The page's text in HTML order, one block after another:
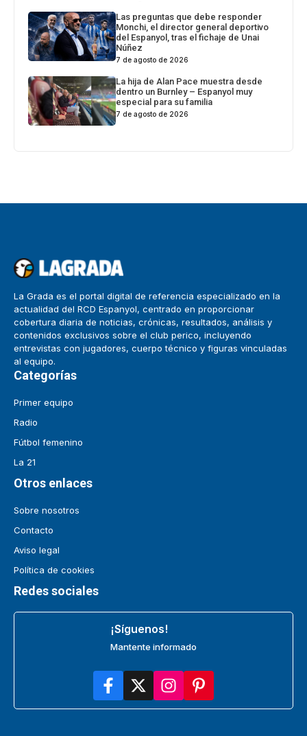
Las preguntas que debe responder
Monchi, el director general deportivo
del Espanyol, tras el fichaje de Unai
Núñez
7 de agosto de 2026
La hija de Alan Pace muestra desde
dentro un Burnley – Espanyol muy
especial para su familia
7 de agosto de 2026
La Grada es el portal digital de referencia especializado en la
actualidad del RCD Espanyol, centrado en proporcionar
cobertura diaria de noticias, crónicas, resultados, análisis y
contenidos exclusivos sobre el club perico, incluyendo
entrevistas con jugadores, cuerpo técnico y figuras vinculadas
al equipo.
Categorías
Primer equipo
Radio
Fútbol femenino
La 21
Otros enlaces
Sobre nosotros
Contacto
Aviso legal
Política de cookies
Redes sociales
¡Síguenos!
Mantente informado